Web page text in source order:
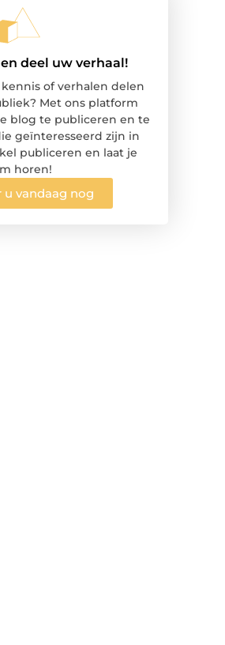
deel uw verhaal!
of verhalen delen
Met ons platform
blog te publiceren en te
geïnteresseerd zijn in
publiceren en laat je
horen!
u vandaag nog